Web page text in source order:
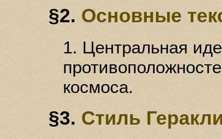
§2.Основные
1. Центральная
космоса.
§3. Стиль